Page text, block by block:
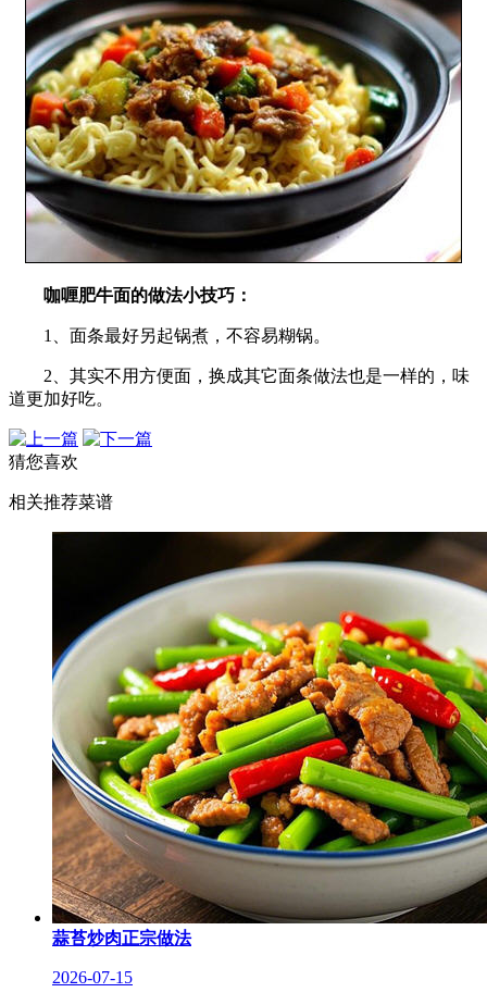
咖喱肥牛面的做法小技巧：
1、面条最好另起锅煮，不容易糊锅。
2、其实不用方便面，换成其它面条做法也是一样的，味
道更加好吃。
猜您喜欢
相关推荐菜谱
蒜苔炒肉正宗做法
2026-07-15